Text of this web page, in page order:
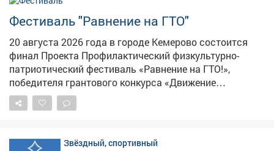
Фестиваль "Равнение на ГТО"
20 августа 2026 года в городе Кемерово состоится
финал Проекта Профилактический физкультурно-
патриотический фестиваль «Равнение на ГТО!»,
победителя грантового конкурса «Движение
Первых-2026». В мероприятии примут участие
победители муниципального этапа проектной
Кузбасса. Состав команды 6 человек, 3 участника из
Звёздный, спортивный